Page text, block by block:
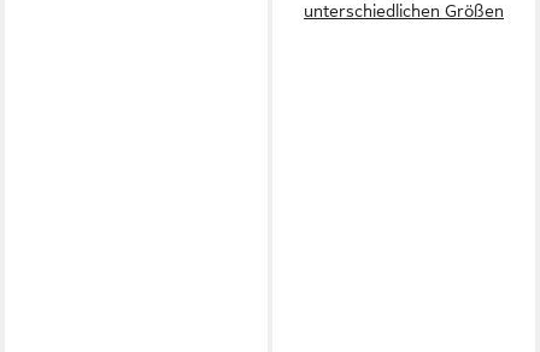
unterschiedlichen Größen